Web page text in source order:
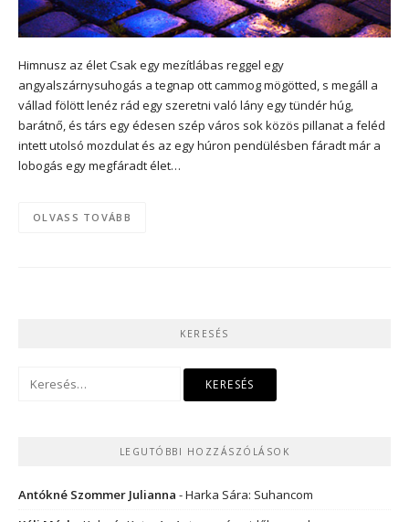
Himnusz az élet Csak egy mezítlábas reggel egy
angyalszárnysuhogás a tegnap ott cammog mögötted, s megáll a
vállad fölött lenéz rád egy szeretni való lány egy tündér húg,
barátnő, és társ egy édesen szép város sok közös pillanat a feléd
intett utolsó mozdulat és az egy húron pendülésben fáradt már a
lobogás egy megfáradt élet…
OLVASS TOVÁBB
KERESÉS
LEGUTÓBBI HOZZÁSZÓLÁSOK
Antókné Szommer Julianna -Harka Sára: Suhancom